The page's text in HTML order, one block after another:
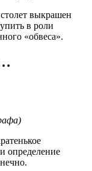
выкрашен
в роли
«обвеса».
определение